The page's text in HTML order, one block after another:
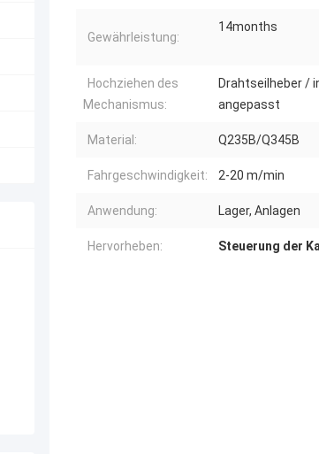
Gewährleistung:
14months
Hochziehen des
Mechanismus:
Drahtseilheber /
angepasst
Material: Q235B/Q345B
Fahrgeschwindigkeit: 2-20 m/min
Anwendung: Lager, Anlagen
Hervorheben: Steuerung der